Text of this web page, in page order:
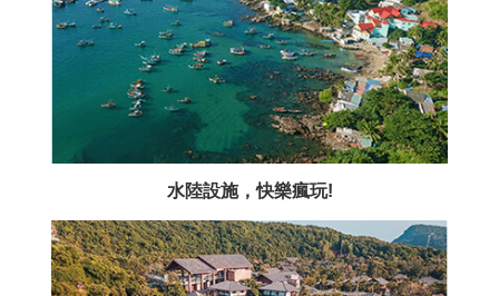
水陸設施，快樂瘋玩!